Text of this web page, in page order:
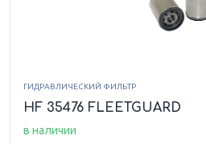
ГИДРАВЛИЧЕСКИЙ ФИЛЬТР
HF 35476 FLEETGUARD
в наличии